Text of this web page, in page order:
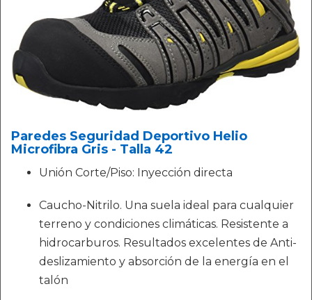
Paredes Seguridad Deportivo Helio
Microfibra Gris - Talla 42
Unión Corte/Piso: Inyección directa
Caucho-Nitrilo. Una suela ideal para cualquier
terreno y condiciones climáticas. Resistente a
hidrocarburos. Resultados excelentes de Anti-
deslizamiento y absorción de la energía en el
talón